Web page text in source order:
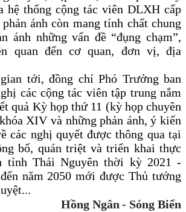
hệ thống cộng tác viên DLXH cấp
ánh còn mang tính chất chung
ánh những vấn đề “đụng chạm”,
quan đến cơ quan, đơn vị, địa
tới, đồng chí Phó Trưởng ban
các cộng tác viên tập trung nắm
quả Kỳ họp thứ 11 (kỳ họp chuyên
XIV và những phản ánh, ý kiến
các nghị quyết được thông qua tại
bố, quán triệt và triển khai thực
tỉnh Thái Nguyên thời kỳ 2021 -
năm 2050 mới được Thủ tướng
Hồng Ngân- Sóng Biển